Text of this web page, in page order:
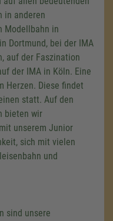
in anderen
Modellbahn in
Dortmund, bei der IMA
auf der Faszination
der IMA in Köln. Eine
Herzen. Diese findet
statt. Auf den
bieten wir
unserem Junior
sich mit vielen
und
sind unsere